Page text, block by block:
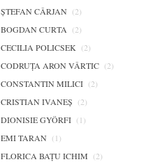
ŞTEFAN CÂRJAN (2)
BOGDAN CURTA (2)
CECILIA POLICSEK (2)
CODRUŢA ARON VÂRTIC (2)
CONSTANTIN MILICI (2)
CRISTIAN IVANEŞ (2)
DIONISIE GYÖRFI (1)
EMI TARAN (1)
FLORICA BAȚU ICHIM (2)